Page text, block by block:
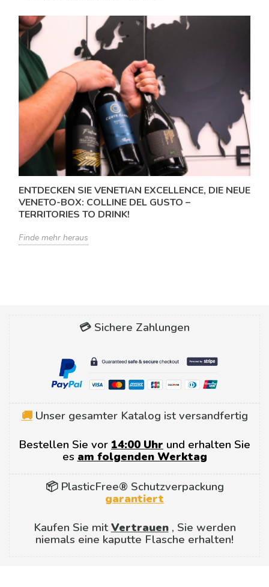
ENTDECKEN SIE VENETIAN EXCELLENCE, DIE NEUE
VENETO-BOX: COLLINE DEL GUSTO –
TERRITORIES TO DRINK!
Finde mehr heraus
💳 Sichere Zahlungen
🚚Unser gesamter Katalog ist versandfertig
Bestellen Sie vor 14:00 Uhr und erhalten Sie
es am folgenden Werktag
📦 PlasticFree® Schutzverpackung
garantiert
Kaufen Sie mit Vertrauen, Sie werden
niemals eine kaputte Flasche erhalten!